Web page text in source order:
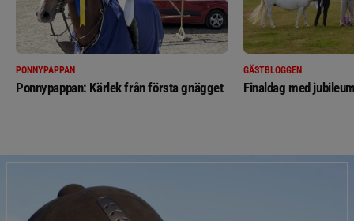
PONNYPAPPAN
Ponnypappan: Kärlek från första gnägget
GÄSTBLOGGEN
Finaldag med